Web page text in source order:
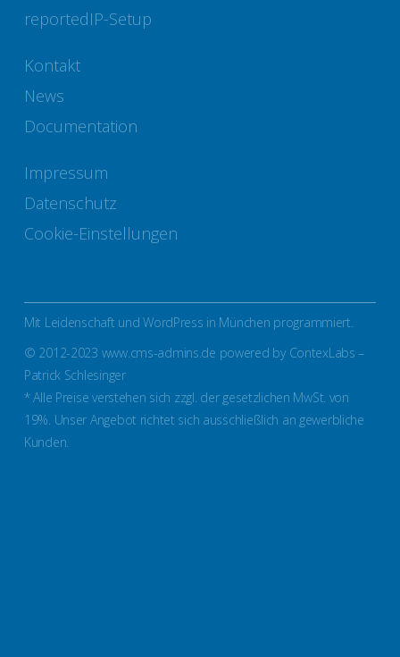
reportedIP-Setup
Kontakt
News
Documentation
Impressum
Datenschutz
Cookie-Einstellungen
Mit Leidenschaft und WordPress in München programmiert.
© 2012-2023 www.cms-admins.de powered by ContexLabs –
Patrick Schlesinger
* Alle Preise verstehen sich zzgl. der gesetzlichen MwSt. von
19%. Unser Angebot richtet sich ausschließlich an gewerbliche
Kunden.